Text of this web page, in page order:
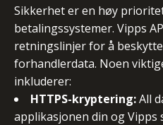
Sikkerhet er en høy
betalingssystemer. Vipps
retningslinjer for å
forhandlerdata. Noen
inkluderer:
HTTPS-kryptering:All
applikasjonen din og Vipps